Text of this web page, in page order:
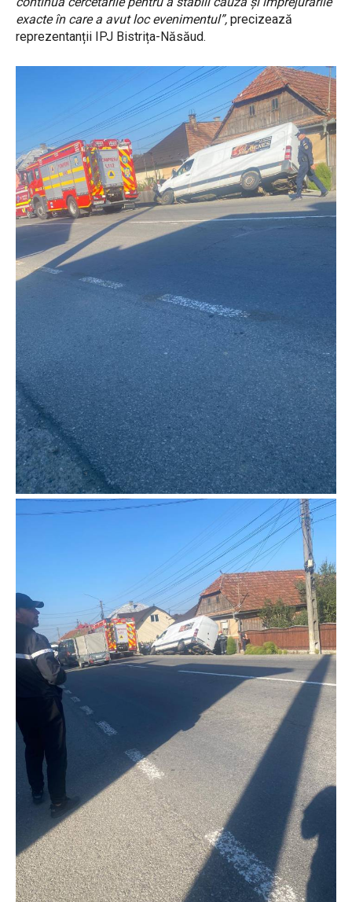
exacte în care a avut loc evenimentul”, precizează
reprezentanții IPJ Bistrița-Năsăud.